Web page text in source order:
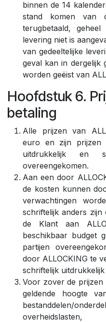
binnen de 14
stand komen van
terugbetaald,
levering niet is
van gedeeltelijke
geval kan in dergelijk
worden geëist van
Hoofdstuk 6.
betaling
Alle prijzen van
euro en zijn prijzen
uitdrukkelijk en
overeengekomen.
Aan een door
de kosten kunnen
verwachtingen
schriftelijk anders zijn
de Klant aan
beschikbaar budget
partijen
door ALLOCKING te
schriftelijk
Voor zover de prijzen
geldende hoogte
bestanddelen/